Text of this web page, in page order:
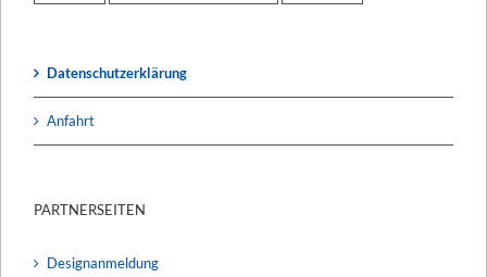
Datenschutzerklärung
Anfahrt
PARTNERSEITEN
Designanmeldung